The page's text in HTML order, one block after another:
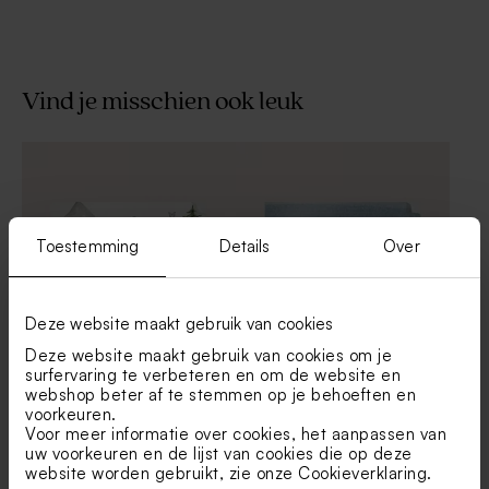
Toestemming Details Over
Deze website maakt gebruik van cookies
Deze website maakt gebruik van cookies om je
surfervaring te verbeteren en om de website en
webshop beter af te stemmen op je behoeften en
voorkeuren.
Voor meer informatie over cookies, het aanpassen van
uw voorkeuren en de lijst van cookies die op deze
website worden gebruikt, zie onze Cookieverklaring.
Tetra zakje eucalyptus Zakje wafelstof groen
Vind je misschien ook leuk
Sticker voor bellenblaas met
bosdieren en berg
Sticker voor bellenblaas met
walvisstaart en naam